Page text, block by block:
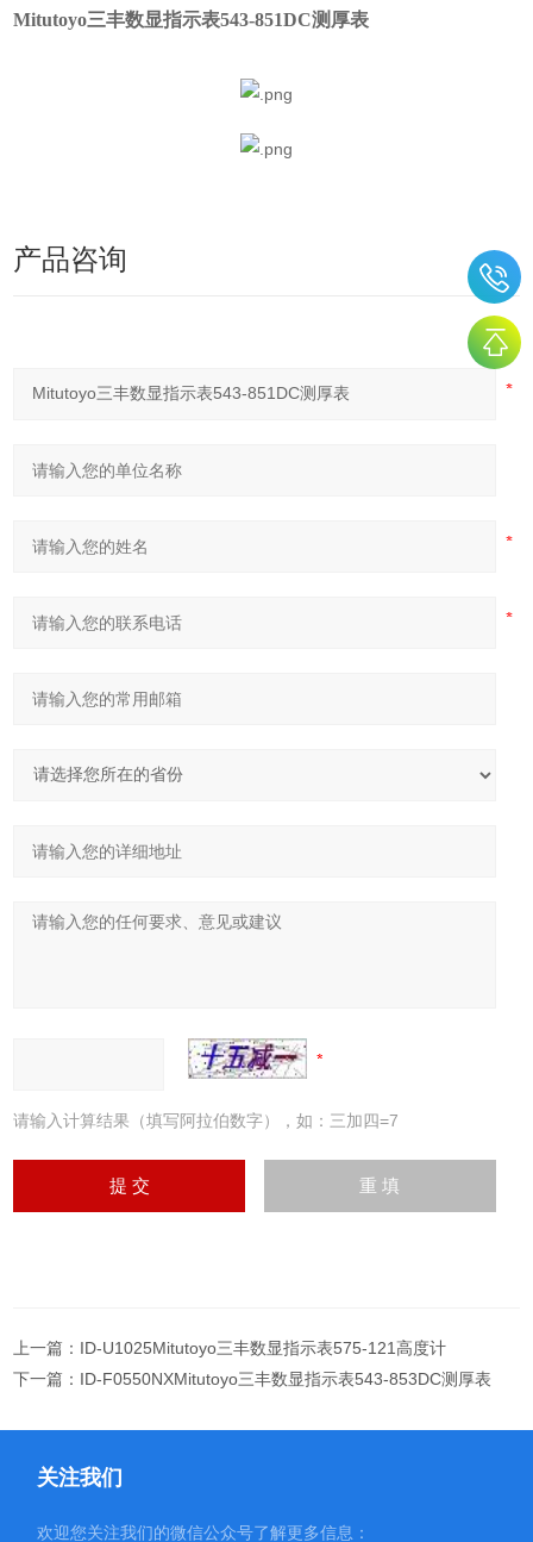
Mitutoyo三丰数显指示表543-851DC测厚表
产品咨询
请输入计算结果（填写阿拉伯数字），如：三加四=7
上一篇： ID-U1025Mitutoyo三丰数显指示表575-121高度计
下一篇： ID-F0550NXMitutoyo三丰数显指示表543-853DC测厚表
关注我们
欢迎您关注我们的微信公众号了解更多信息：